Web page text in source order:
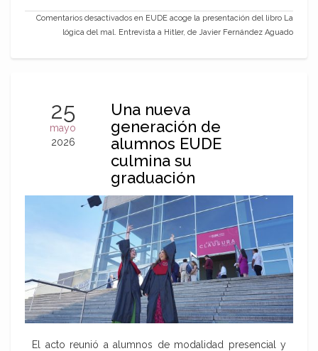
Comentarios desactivados en EUDE acoge la presentación del libro La
lógica del mal. Entrevista a Hitler, de Javier Fernández Aguado
25
mayo
2026
Una nueva
generación de
alumnos EUDE
culmina su
graduación
El acto reunió a alumnos de modalidad presencial y